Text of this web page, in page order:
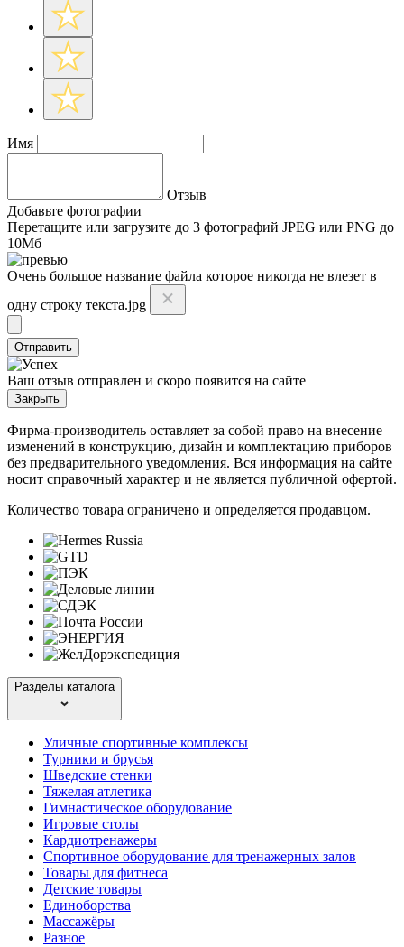
Имя
Отзыв
Добавьте фотографии
Перетащите или загрузите до 3 фотографий JPEG или PNG до
10Мб
Очень большое название файла которое никогда не влезет в
одну строку текста.jpg
Отправить
Ваш отзыв отправлен и скоро появится на сайте
Закрыть
Фирма-производитель оставляет за собой право на внесение
изменений в конструкцию, дизайн и комплектацию приборов
без предварительного уведомления. Вся информация на сайте
носит справочный характер и не является публичной офертой.
Количество товара ограничено и определяется продавцом.
Разделы каталога
Уличные спортивные комплексы
Турники и брусья
Шведские стенки
Тяжелая атлетика
Гимнастическое оборудование
Игровые столы
Кардиотренажеры
Спортивное оборудование для тренажерных залов
Товары для фитнеса
Детские товары
Единоборства
Массажёры
Разное